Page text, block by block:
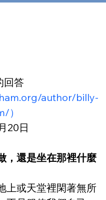
回答
author/billy-
）
20日
，還是坐在那裡什麼
上或天堂裡閑著無所